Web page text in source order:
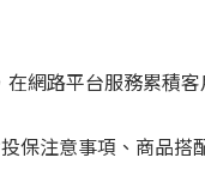
網路平台服務累積客
保注意事項、商品